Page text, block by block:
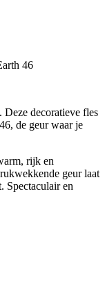
46
decoratieve fles
de geur waar je
rijk en
geur laat
Spectaculair en